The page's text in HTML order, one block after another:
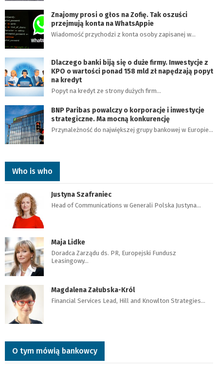
Znajomy prosi o głos na Zofię. Tak oszuści
przejmują konta na WhatsAppie
Wiadomość przychodzi z konta osoby zapisanej w…
Dlaczego banki biją się o duże firmy. Inwestycje z
KPO o wartości ponad 158 mld zł napędzają popyt
na kredyt
Popyt na kredyt ze strony dużych firm…
BNP Paribas powalczy o korporacje i inwestycje
strategiczne. Ma mocną konkurencję
Przynależność do największej grupy bankowej w Europie…
Who is who
Justyna Szafraniec
Head of Communications w Generali Polska Justyna…
Maja Lidke
Doradca Zarządu ds. PR, Europejski Fundusz
Leasingowy…
Magdalena Załubska-Król
Financial Services Lead, Hill and Knowlton Strategies…
O tym mówią bankowcy